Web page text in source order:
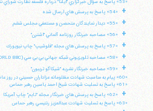
«53» پاسخ به سؤال خبرگزاري "ايلنا" درباره فلسفه نظارت شوراي نگهبان برانتخابات
+ «54» پاسخ به پرسش هاي ارسال شده
+ «55» ديدار نمايندگان متحصن و مستعفي مجلس ششم
+ «56» مصاحبه خبرنگار روزنامه آلماني "اشترن"
+ «57» پاسخ به پرسش هاي مجله "فلوشيپ" چاپ نيويورك
+ «58» مصاحبه تلويزيوني شبكه جهاني بي بي سي (WORLD BBC)
+
«59» مصاحبه خبرنگار نشريه "شيكاگو تريبون"
«60» پيام به مناسبت شهادت مظلومانه عزاداران حسيني در روز عاشورا
«61» پاسخ به تسليت شهادت شيخ احمد ياسين رهبر حماس
+
«62» پاسخ به پرسش هاي خبرنگار مجله "تايم" چاپ آمريكا
«63» پاسخ به تسليت شهادت عبدالعزيز رنتيسي رهبر حماس
تلفن 37740011-25-98+ تا 14
فکس 37740015-25-98+